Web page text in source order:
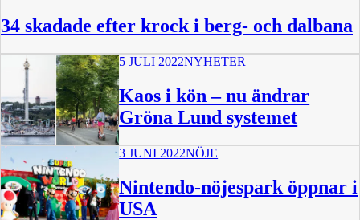
34 skadade efter krock i berg- och dalbana
5 JULI 2022NYHETER
Kaos i kön – nu ändrar
Gröna Lund systemet
3 JUNI 2022NÖJE
Nintendo-nöjespark öppnar i
USA